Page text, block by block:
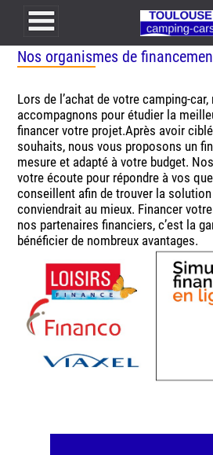
Nos organismes de
Lors de l’achat de votre camping-
accompagnons pour étudier la
financer votre projet.Après avoir
souhaits, nous vous proposons un
mesure et adapté à votre budget.
votre écoute pour répondre à vos
conseillent afin de trouver la
conviendrait au mieux. Financer
nos partenaires financiers, c’est la
bénéficier de nombreux avantages.